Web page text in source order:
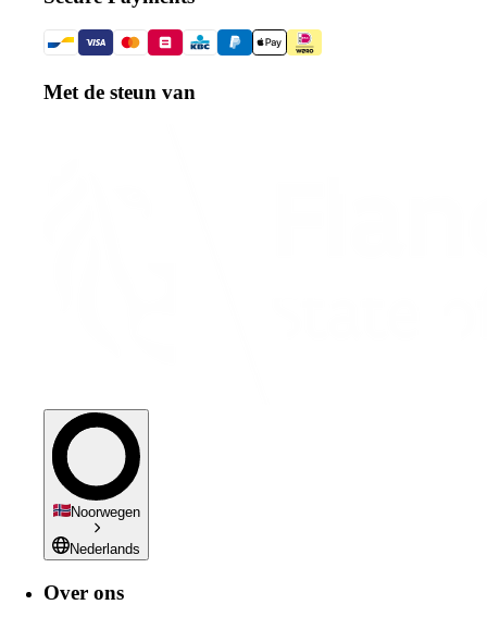
Met de steun van
Noorwegen
Nederlands
Over ons